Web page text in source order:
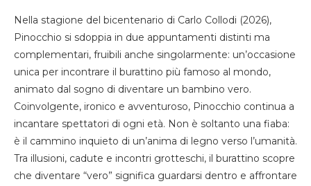
Nella stagione del bicentenario di Carlo Collodi (2026),
Pinocchio si sdoppia in due appuntamenti distinti ma
complementari, fruibili anche singolarmente: un’occasione
unica per incontrare il burattino più famoso al mondo,
animato dal sogno di diventare un bambino vero.
Coinvolgente, ironico e avventuroso, Pinocchio continua a
incantare spettatori di ogni età. Non è soltanto una fiaba:
è il cammino inquieto di un’anima di legno verso l’umanità.
Tra illusioni, cadute e incontri grotteschi, il burattino scopre
che diventare “vero” significa guardarsi dentro e affrontare